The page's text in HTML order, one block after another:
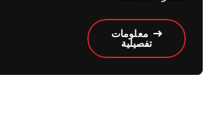
معلومات
تفصيلية